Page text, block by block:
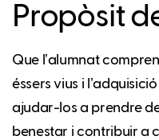
Propòsit
Que lʼalumnat
éssers vius i
ajudar-los a prendre
benestar i contribuir a